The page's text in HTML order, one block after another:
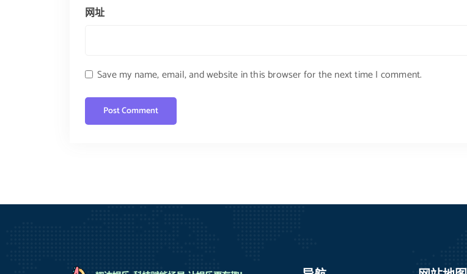
网址
Save my name, email, and website in this browser for the next time I comment.